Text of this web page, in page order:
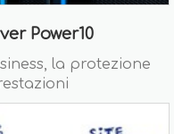
Power10
la protezione